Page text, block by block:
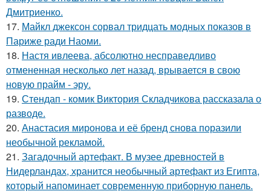
Дмитриенко.
17. Майкл джексон сорвал тридцать модных показов в
Париже ради Наоми.
18. Настя ивлеева, абсолютно несправедливо
отмененная несколько лет назад, врывается в свою
новую прайм - эру.
19. Стендап - комик Виктория Складчикова рассказала о
разводе.
20. Анастасия миронова и её бренд снова поразили
необычной рекламой.
21. Загадочный артефакт. В музее древностей в
Нидерландах, хранится необычный артефакт из Египта,
который напоминает современную приборную панель.